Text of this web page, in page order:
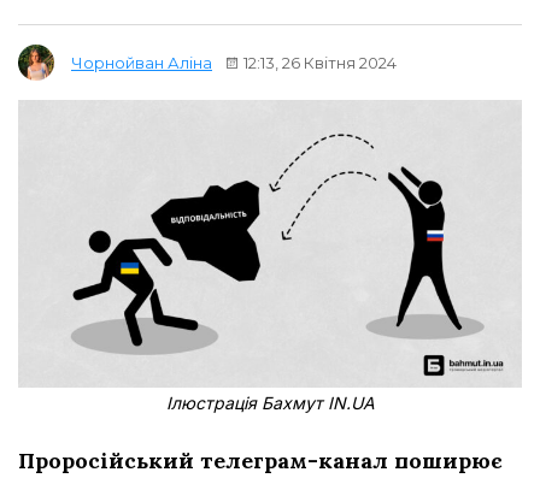
Чорнойван Аліна 12:13, 26 Квітня 2024
Ілюстрація Бахмут IN.UA
Проросійський телеграм-канал поширює